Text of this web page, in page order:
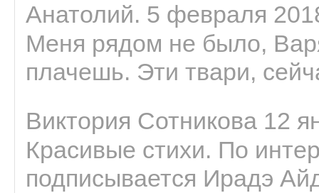
Анатолий. 5 февраля
Меня рядом не было,
плачешь. Эти твари,
Виктория Сотникова 12
Красивые стихи. По
подписывается Ирадэ